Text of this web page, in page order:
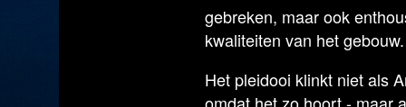
gebreken, maar ook
kwaliteiten van het gebouw.
Het pleidooi klinkt niet als